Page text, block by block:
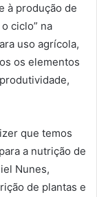
à produção de
ciclo” na
uso agrícola,
os elementos
que temos
a nutrição de
Nunes,
de plantas e